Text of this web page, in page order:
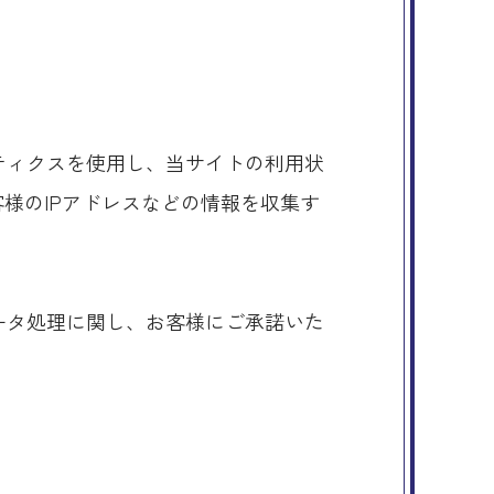
クスを使用し、当サイトの利用状
のIPアドレスなどの情報を収集す
処理に関し、お客様にご承諾いた